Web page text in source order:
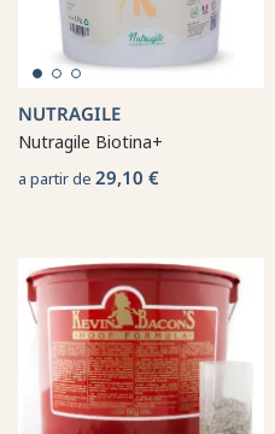
NUTRAGILE
Nutragile Biotina+
a partir de 29,10 €